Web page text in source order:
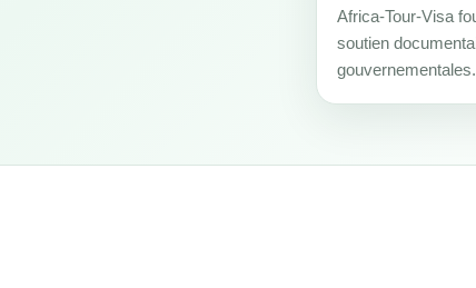
Africa-Tour-Visa
soutien
gouvernementales.